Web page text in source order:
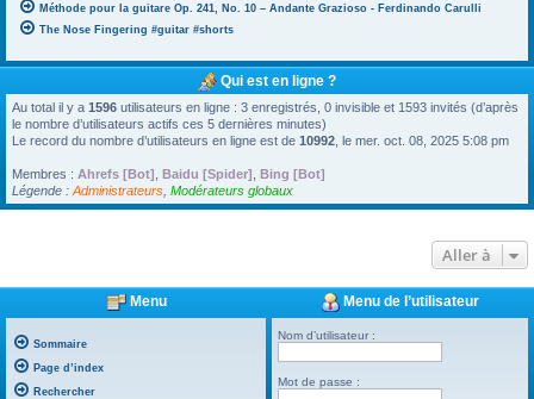
Méthode pour la guitare Op. 241, No. 10 – Andante Grazioso - Ferdinando Carulli
The Nose Fingering #guitar #shorts
Qui est en ligne ?
Au total il y a 1596 utilisateurs en ligne : 3 enregistrés, 0 invisible et 1593 invités (d’après
le nombre d’utilisateurs actifs ces 5 dernières minutes)
Le record du nombre d’utilisateurs en ligne est de 10992 , le mer. oct. 08, 2025 5:08 pm
Membres : Ahrefs [Bot] Baidu [Spider] Bing [Bot]
Légende : Administrateurs Modérateurs globaux
Aller à
Menu
Sommaire
Page d’index
Rechercher
Menu de l’utilisateur
Nom d’utilisateur :
Mot de passe :